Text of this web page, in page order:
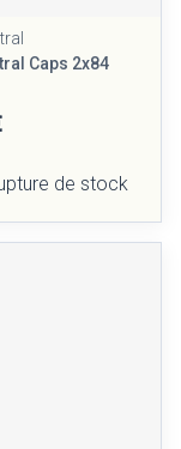
Caps 2x84
de stock